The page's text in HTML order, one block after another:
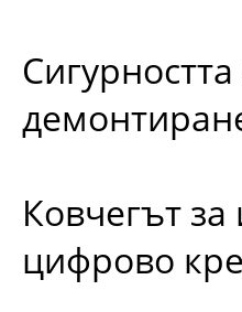
Ковчегът
цифрово